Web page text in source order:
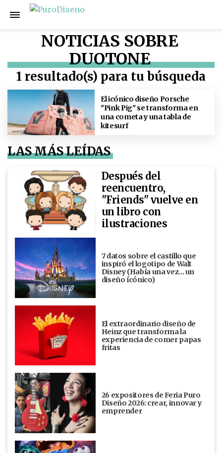
NOTICIAS SOBRE
DUOTONE
1 resultado(s) para tu búsqueda
El icónico diseño Porsche
"Pink Pig" se transforma en
una cometa y una tabla de
kitesurf
LAS MÁS LEÍDAS
Después del
reencuentro,
"Friends" vuelve en
un libro con
ilustraciones
7 datos sobre el castillo que
inspiró el logotipo de Walt
Disney (Había una vez... un
diseño ícónico)
El extraordinario diseño de
Heinz que transforma la
experiencia de comer papas
fritas
26 expositores de Feria Puro
Diseño 2026: crear, innovar y
emprender